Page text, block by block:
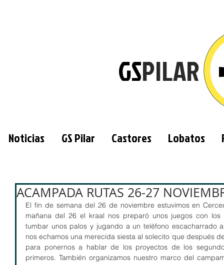
GSPILAR
Noticias GS Pilar Castores Lobatos
ACAMPADA RUTAS 26-27
El fin de semana del 26 de noviembre estuvimos en
mañana del 26 el kraal nos preparó unos juegos con los
tumbar unos palos y jugando a un teléfono escacharrado
nos echamos una merecida siesta al solecito que después
para ponernos a hablar de los proyectos de los
primeros. También organizamos nuestro marco del